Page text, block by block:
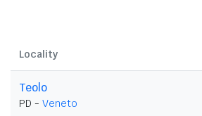
Locality
Teolo
PD - Veneto